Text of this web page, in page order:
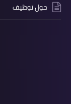
حول توظيف